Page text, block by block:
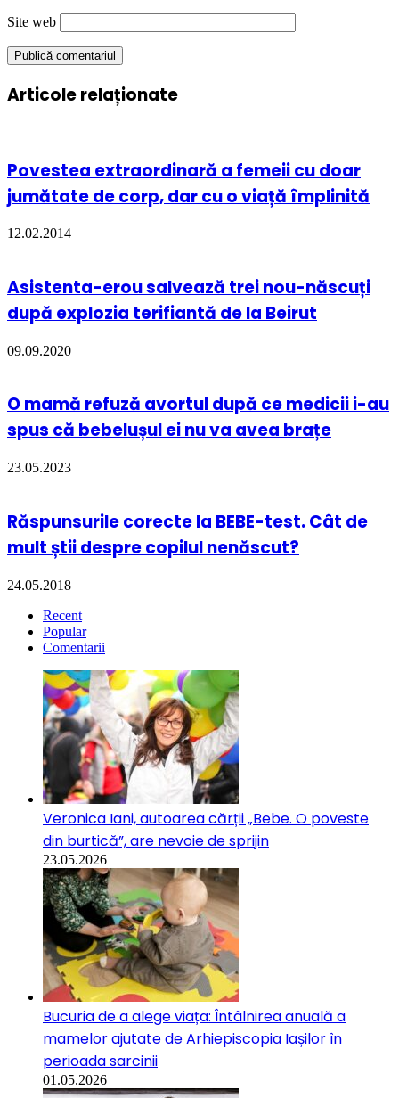
Site web
Articole relaționate
Povestea extraordinară a femeii cu doar
jumătate de corp, dar cu o viață împlinită
12.02.2014
Asistenta-erou salvează trei nou-născuți
după explozia terifiantă de la Beirut
09.09.2020
O mamă refuză avortul după ce medicii i-au
spus că bebelușul ei nu va avea brațe
23.05.2023
Răspunsurile corecte la BEBE-test. Cât de
mult știi despre copilul nenăscut?
24.05.2018
Recent
Popular
Comentarii
Veronica Iani, autoarea cărții „Bebe. O poveste
din burtică”, are nevoie de sprijin
23.05.2026
Bucuria de a alege viața: Întâlnirea anuală a
mamelor ajutate de Arhiepiscopia Iașilor în
perioada sarcinii
01.05.2026